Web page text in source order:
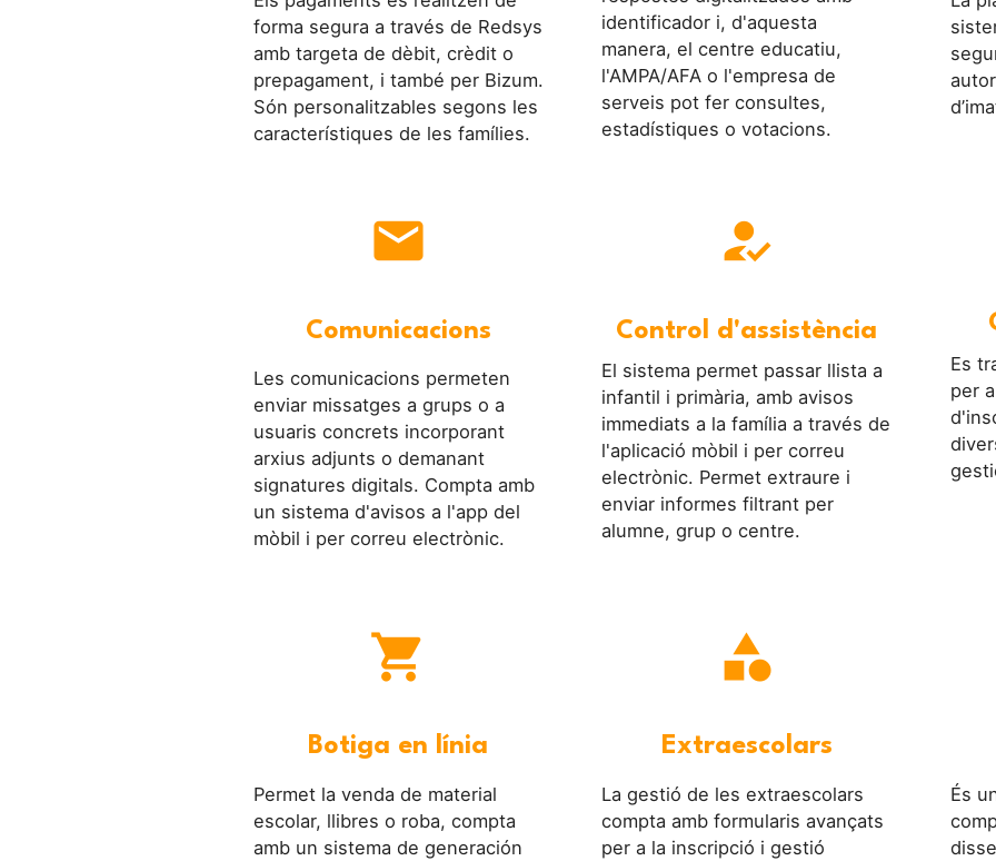
forma segura a través de Redsys
amb targeta de dèbit, crèdit o
prepagament, i també per Bizum.
Són personalitzables segons les
característiques de les famílies.
identificador i, d'aquesta
manera, el centre educatiu,
l'AMPA/AFA o l'empresa de
serveis pot fer consultes,
estadístiques o votacions.
mail
Comunicacions
Les comunicacions permeten
enviar missatges a grups o a
usuaris concrets incorporant
arxius adjunts o demanant
signatures digitals. Compta amb
un sistema d'avisos a l'app del
mòbil i per correu electrònic.
how_to_reg
Control d'assistència
El sistema permet passar llista a
infantil i primària, amb avisos
immediats a la família a través de
l'aplicació mòbil i per correu
electrònic. Permet extraure i
enviar informes filtrant per
alumne, grup o centre.
Es
per
shopping_cart
Botiga en línia
Permet la venda de material
escolar, llibres o roba, compta
amb un sistema de generación
category
Extraescolars
La gestió de les extraescolars
compta amb formularis avançats
per a la inscripció i gestió
És